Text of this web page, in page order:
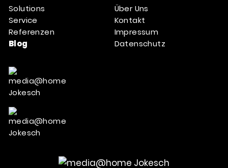
Solutions
Service
Referenzen
Blog
Über Uns
Kontakt
Impressum
Datenschutz